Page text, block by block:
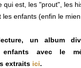
qui est, les "prout", les
enfants (enfin le mien
un album
enfants avec le
extraits ici.